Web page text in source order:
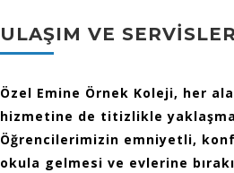
ULAŞIM VE SERVİSLER
Özel Emine Örnek Koleji, her
hizmetine de titizlikle
Öğrencilerimizin emniyetli,
okula gelmesi ve evlerine